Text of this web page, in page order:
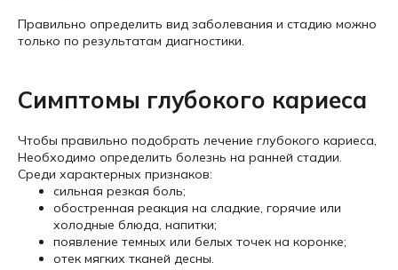
Правильно определить вид заболевания и стадию можно
только по результатам диагностики.
Симптомы глубокого кариеса
Чтобы правильно подобрать лечение глубокого кариеса,
Необходимо определить болезнь на ранней стадии.
Среди характерных признаков:
сильная резкая боль;
обостренная реакция на сладкие, горячие или
холодные блюда, напитки;
появление темных или белых точек на коронке;
отек мягких тканей десны.